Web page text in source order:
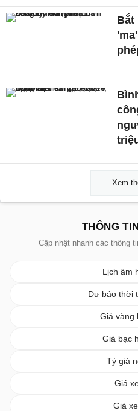
Bắt
Xem
THÔNG
Cập nhật nhanh các thông
Lịch âm
Dự báo thời
Giá vàng
Giá bạc
Tỷ giá
Giá
Giá